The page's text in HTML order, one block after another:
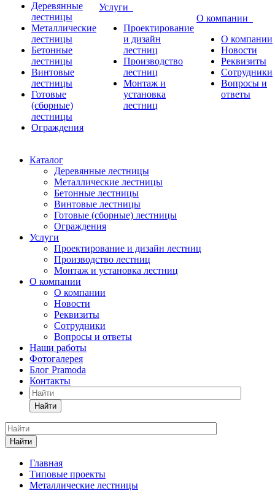
Деревянные
лестницы
Металлические
лестницы
Бетонные
лестницы
Винтовые
лестницы
Готовые
(сборные)
лестницы
Ограждения
Услуги
Проектирование
и дизайн
лестниц
Производство
лестниц
Монтаж и
установка
лестниц
О компании
О компании
Новости
Реквизиты
Сотрудники
Вопросы и
ответы
Каталог
Деревянные лестницы
Металлические лестницы
Бетонные лестницы
Винтовые лестницы
Готовые (сборные) лестницы
Ограждения
Услуги
Проектирование и дизайн лестниц
Производство лестниц
Монтаж и установка лестниц
О компании
О компании
Новости
Реквизиты
Сотрудники
Вопросы и ответы
Наши работы
Фотогалерея
Блог Pramoda
Контакты
Найти
Найти
Главная
Типовые проекты
Металлические лестницы